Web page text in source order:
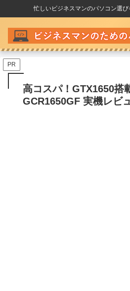
忙しいビジネスマンのパソコン選び
PR
高コスパ！GTX1650搭
GCR1650GF 実機レビ